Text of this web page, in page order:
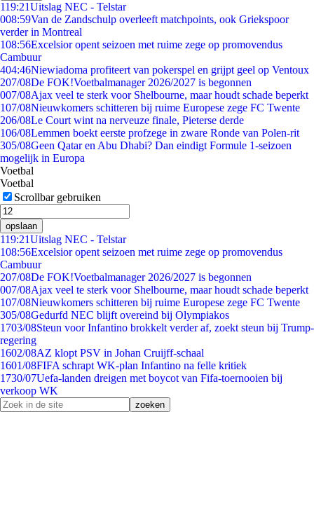
119:21Uitslag NEC - Telstar
008:59Van de Zandschulp overleeft matchpoints, ook Griekspoor
verder in Montreal
108:56Excelsior opent seizoen met ruime zege op promovendus
Cambuur
404:46Niewiadoma profiteert van pokerspel en grijpt geel op Ventoux
207/08De FOK!Voetbalmanager 2026/2027 is begonnen
007/08Ajax veel te sterk voor Shelbourne, maar houdt schade beperkt
107/08Nieuwkomers schitteren bij ruime Europese zege FC Twente
206/08Le Court wint na nerveuze finale, Pieterse derde
106/08Lemmen boekt eerste profzege in zware Ronde van Polen-rit
305/08Geen Qatar en Abu Dhabi? Dan eindigt Formule 1-seizoen
mogelijk in Europa
Voetbal
Voetbal
Scrollbar gebruiken
opslaan
119:21Uitslag NEC - Telstar
108:56Excelsior opent seizoen met ruime zege op promovendus
Cambuur
207/08De FOK!Voetbalmanager 2026/2027 is begonnen
007/08Ajax veel te sterk voor Shelbourne, maar houdt schade beperkt
107/08Nieuwkomers schitteren bij ruime Europese zege FC Twente
305/08Gedurfd NEC blijft overeind bij Olympiakos
1703/08Steun voor Infantino brokkelt verder af, zoekt steun bij Trump-
regering
1602/08AZ klopt PSV in Johan Cruijff-schaal
1601/08FIFA schrapt WK-plan Infantino na felle kritiek
1730/07Uefa-landen dreigen met boycot van Fifa-toernooien bij
verkoop WK